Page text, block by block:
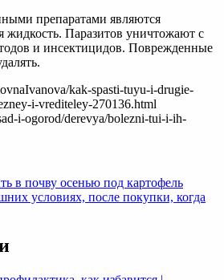
препаратами являются
жидкость. Паразитов уничтожают с
и инсектицидов. Поврежденные
kak-spasti-tuyu-i-drugie-
i-vrediteley-270136.html
i-ogorod/derevya/bolezni-tui-i-ih-
в почву осенью под картофель
условиях, после покупки, когда